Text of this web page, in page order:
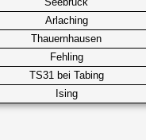
Arlaching
Thauernhausen
Fehling
TS31 bei Tabing
Ising